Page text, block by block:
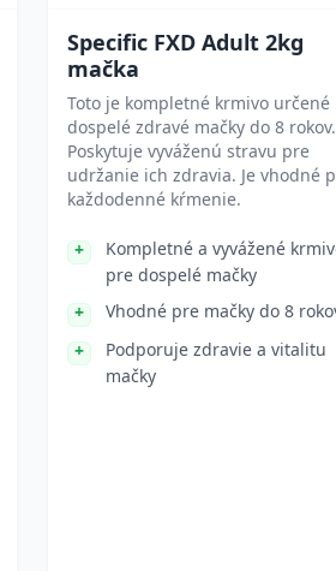
Specific FXD Adult 2kg
mačka
Toto je kompletné krmivo určené
dospelé zdravé mačky do 8 rokov.
Poskytuje vyváženú stravu pre
udržanie ich zdravia. Je vhodné
každodenné kŕmenie.
Kompletné a vyvážené
pre dospelé mačky
Vhodné pre mačky do 8
Podporuje zdravie a vitalitu
mačky